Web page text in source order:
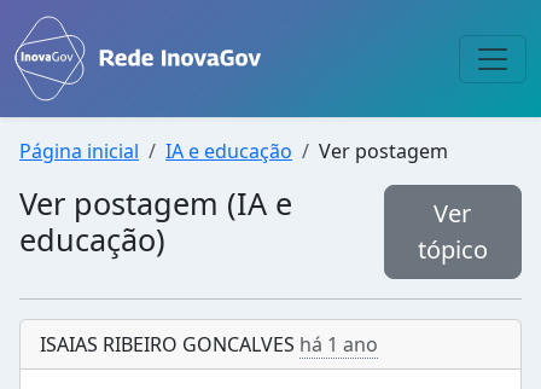
Página inicial IA e educação Ver postagem
Ver postagem (IA e
educação)
Ver
tópico
ISAIAS RIBEIRO GONCALVES há 1 ano